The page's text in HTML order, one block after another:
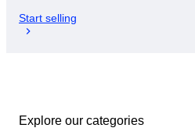
Start selling
Explore our categories